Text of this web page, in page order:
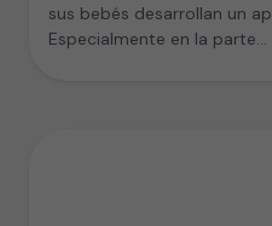
sus bebés desarrollan un
Especialmente en la parte…